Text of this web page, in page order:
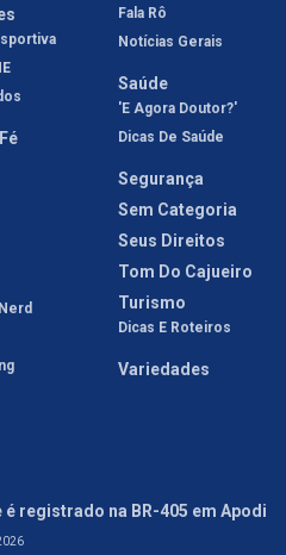
Fala Rô
Notícias Gerais
Saúde
'E Agora Doutor?'
Dicas De Saúde
Segurança
Sem Categoria
Seus Direitos
Tom Do Cajueiro
Turismo
Dicas E Roteiros
Variedades
é registrado na BR-405 em Apodi